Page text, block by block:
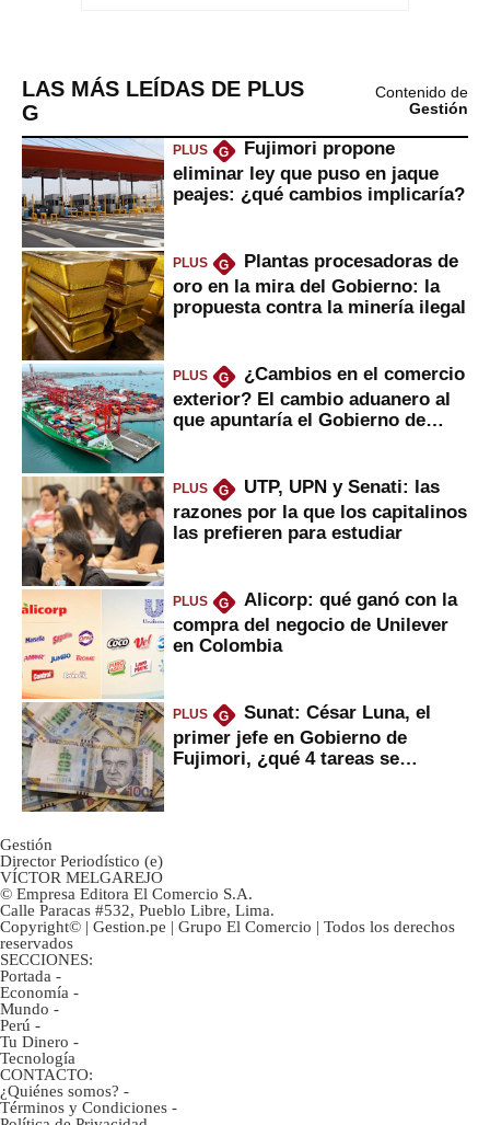
LAS MÁS LEÍDAS DE PLUS
G
Contenido de
Gestión
PLUS G
Fujimori propone
eliminar ley que puso en jaque
peajes: ¿qué cambios implicaría?
PLUS G
Plantas procesadoras de
oro en la mira del Gobierno: la
propuesta contra la minería ilegal
PLUS G
¿Cambios en el comercio
exterior? El cambio aduanero al
que apuntaría el Gobierno de
PLUS G
UTP, UPN y Senati: las
razones por la que los capitalinos
las prefieren para estudiar
PLUS G
Alicorp: qué ganó con la
compra del negocio de Unilever
en Colombia
PLUS G
Sunat: César Luna, el
primer jefe en Gobierno de
Fujimori, ¿qué 4 tareas se
Gestión
Director Periodístico (e)
VÍCTOR MELGAREJO
© Empresa Editora El Comercio S.A.
Calle Paracas #532, Pueblo Libre, Lima.
Copyright© | Gestion.pe | Grupo El Comercio | Todos los derechos
reservados
SECCIONES:
Portada -
Economía -
Mundo -
Perú -
Tu Dinero -
Tecnología
CONTACTO:
¿Quiénes somos? -
Términos y Condiciones -